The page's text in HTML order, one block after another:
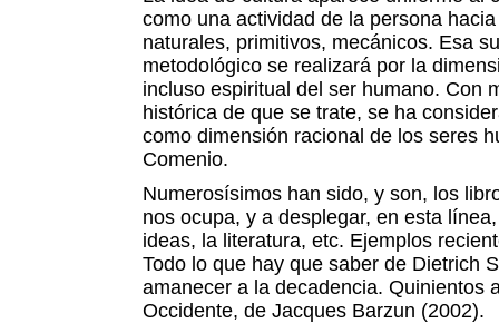
como una actividad de la persona
naturales, primitivos, mecánicos. Esa
metodológico se realizará por la
incluso espiritual del ser humano. Con
histórica de que se trate, se ha
como dimensión racional de los seres
Comenio.
Numerosísimos han sido, y son, los
nos ocupa, y a desplegar, en esta
ideas, la literatura, etc. Ejemplos
Todo lo que hay que saber de Dietrich
amanecer a la decadencia. Quinientos
Occidente, de Jacques Barzun (2002).